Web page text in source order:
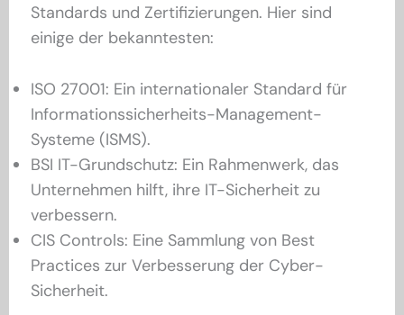
Standards und Zertifizierungen. Hier sind
einige der bekanntesten:
ISO 27001: Ein internationaler Standard für
Informationssicherheits-Management-
Systeme (ISMS).
BSI IT-Grundschutz: Ein Rahmenwerk, das
Unternehmen hilft, ihre IT-Sicherheit zu
verbessern.
CIS Controls: Eine Sammlung von Best
Practices zur Verbesserung der Cyber-
Sicherheit.